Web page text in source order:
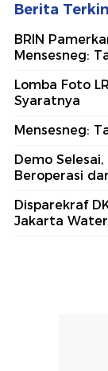
Berita
BRIN
Mensesneg:
Lomba Foto
Syaratnya
Mensesneg:
Demo
Beroperasi
Disparekraf
Jakarta